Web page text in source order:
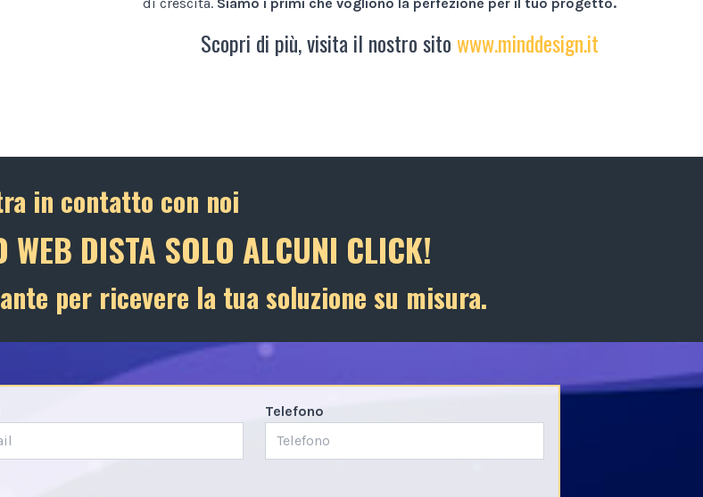
Scopri di più, visita il nostro sitowww.minddesign.it
in contatto con noi
WEB DISTA SOLO ALCUNI CLICK!
per ricevere la tua soluzione su misura.
Telefono